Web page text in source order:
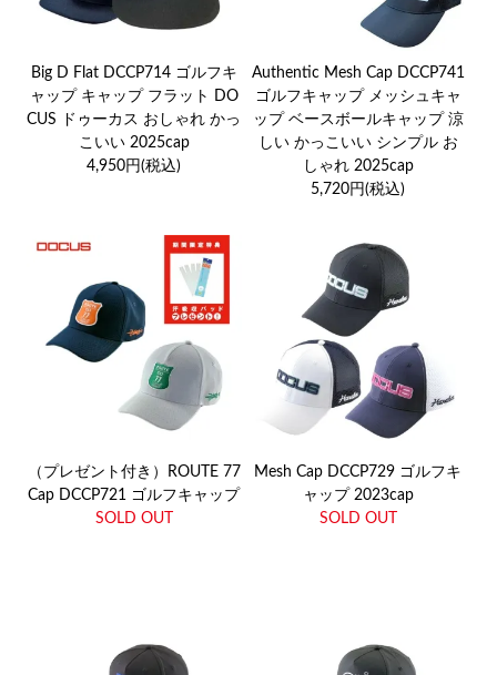
Big D Flat DCCP714 ゴルフキ
ャップ キャップ フラット DO
CUS ドゥーカス おしゃれ かっ
こいい 2025cap
4,950円(税込)
Authentic Mesh Cap DCCP741
ゴルフキャップ メッシュキャ
ップ ベースボールキャップ 涼
しい かっこいい シンプル お
しゃれ 2025cap
5,720円(税込)
（プレゼント付き）ROUTE 77
Cap DCCP721 ゴルフキャップ
SOLD OUT
Mesh Cap DCCP729 ゴルフキ
ャップ 2023cap
SOLD OUT